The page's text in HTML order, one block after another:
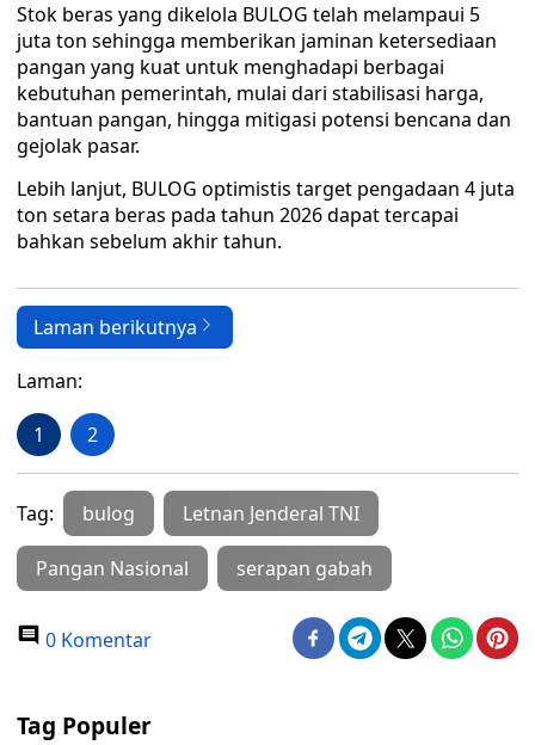
Stok beras yang dikelola BULOG telah melampaui 5
juta ton sehingga memberikan jaminan ketersediaan
pangan yang kuat untuk menghadapi berbagai
kebutuhan pemerintah, mulai dari stabilisasi harga,
bantuan pangan, hingga mitigasi potensi bencana dan
gejolak pasar.
Lebih lanjut, BULOG optimistis target pengadaan 4 juta
ton setara beras pada tahun 2026 dapat tercapai
bahkan sebelum akhir tahun.
Laman berikutnya
Laman:
1 2
Tag: bulog Letnan Jenderal TNI
Pangan Nasional serapan gabah
0 Komentar
Tag Populer